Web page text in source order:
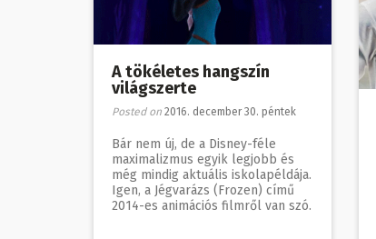
A tökéletes hangszín
világszerte
Posted on 2016. december 30. péntek
Bár nem új, de a Disney-féle
maximalizmus egyik legjobb és
még mindig aktuális iskolapéldája.
Igen, a Jégvarázs (Frozen) című
2014-es animációs filmről van szó.